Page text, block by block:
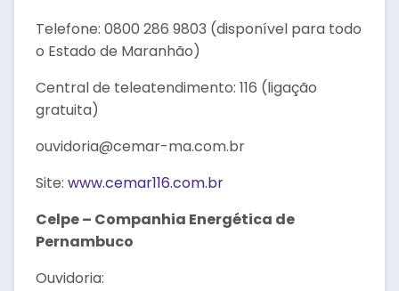
Telefone: 0800 286 9803 (disponível para todo
o Estado de Maranhão)
Central de teleatendimento: 116 (ligação
gratuita)
ouvidoria@cemar-ma.com.br
Site: www.cemar116.com.br
Celpe – Companhia Energética de
Pernambuco
Ouvidoria: